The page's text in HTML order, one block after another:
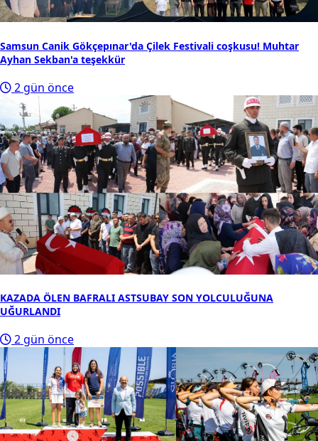
Samsun Canik Gökçepınar'da Çilek Festivali coşkusu! Muhtar
Ayhan Sekban'a teşekkür
2 gün önce
KAZADA ÖLEN BAFRALI ASTSUBAY SON YOLCULUĞUNA
UĞURLANDI
2 gün önce